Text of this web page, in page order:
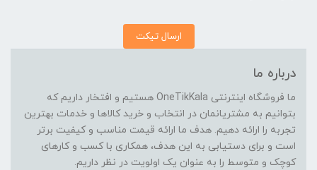
ارسال تیکت
درباره ما
ما فروشگاه اینترنتی OneTikKala هستیم و افتخار داریم که
بتوانیم به مشتریانمان در انتخاب و خرید کالاها و خدمات بهترین
تجربه را ارائه دهیم. هدف ما ارائه قیمت مناسب و کیفیت برتر
است و برای دستیابی به این هدف، همکاری با کسب و کارهای
کوچک و متوسط را به عنوان یک اولویت در نظر داریم.